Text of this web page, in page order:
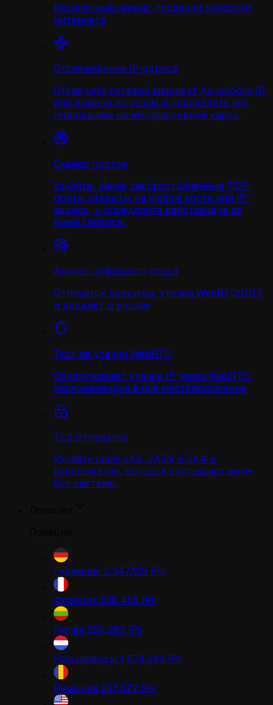
Бесплатный сервис проверки скорости
интернета
Отслеживание IP-адреса
Отследите сетевой маршрут до любого IP
или домена по узлам и определите его
геолокацию на интерактивной карте.
Сканер портов
Узнайте, какие распространённые TCP-
порты открыты на любом хосте или IP-
адресе, и определите работающие за
ними сервисы.
Анализ цифрового следа
Отпечаток браузера, утечки WebRTC/DNS
и вердикт о рисках
Тест на утечки WebRTC
Обнаруживает утечки IP через WebRTC,
раскрывающие ваше местоположение
TLS Отпечаток
Узнайте свой JA3, JA3N и JA4 и
рукопожатие, которое считывают анти-
бот системы.
Германия 2,347,129 IPs
Франция 938,458 IPs
Литва 580,283 IPs
Нидерланды 1,574,293 IPs
Румыния 657,872 IPs